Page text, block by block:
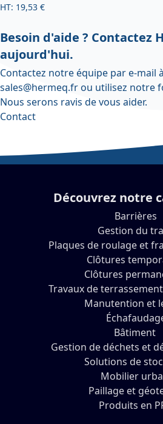
19,53 €
Besoin d'aide ? Contactez
aujourd'hui.
Contactez notre équipe par e-mail
sales@hermeq.frou utilisez notre
Nous serons ravis de vous aider.
Contact
Découvrez notre
Barrières
Gestion du
Plaques de roulage et
Clôtures
Clôtures
Travaux de
Manutention et
Bâtiment
Gestion de déchets et
Solutions de
Mobilier
Paillage et
Produits en